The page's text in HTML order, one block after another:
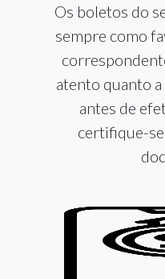
Os boletos do
sempre como
atento quanto
antes de
certifique-